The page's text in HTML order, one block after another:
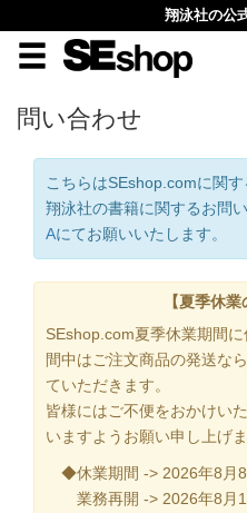
翔泳社の公
問い合わせ
こちらはSEshop.comに関す
翔泳社の書籍に関するお問い
Aにてお願いいたします。
【夏季休業
SEshop.com夏季休業期間
間中はご注文商品の発送な
ていただきます。
皆様にはご不便をおかけい
いますようお願い申し上げま
◆休業期間 -> 2026年8月
業務再開 -> 2026年8月